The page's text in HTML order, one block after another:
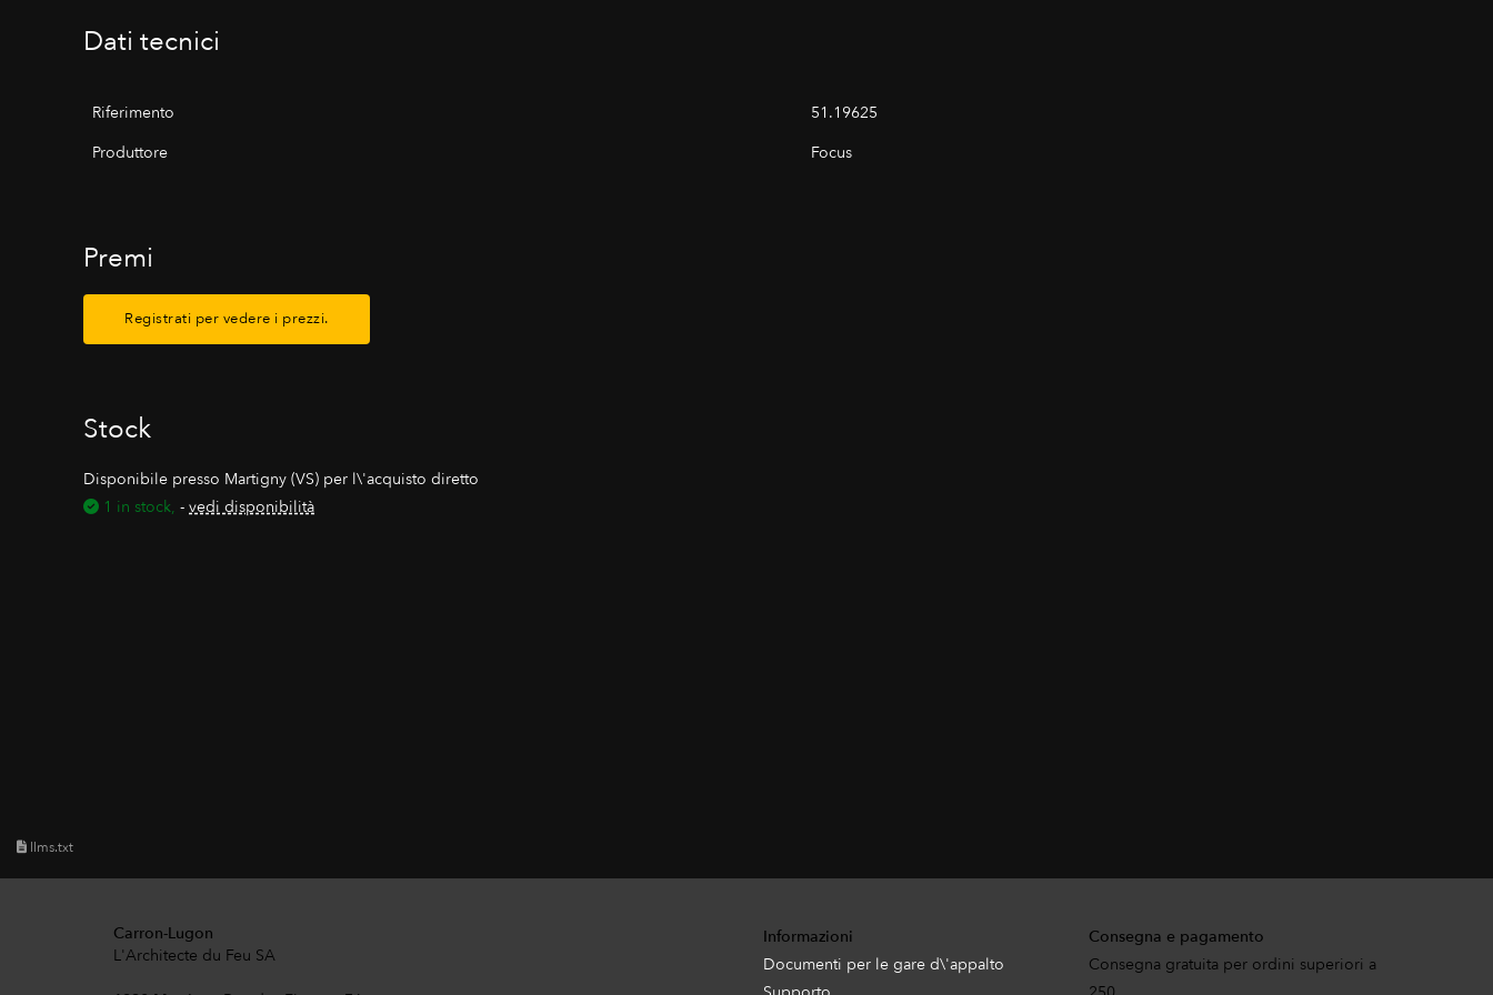
Dati tecnici
Riferimento
51.19625
Produttore
Focus
Premi
Registrati per vedere i prezzi.
Stock
Disponibile presso Martigny (VS) per l\'acquisto diretto
1 in stock, - vedi disponibilità
llms.txt
Carron-Lugon
L'Architecte du Feu SA
Informazioni
Documenti per le gare d\'appalto
Consegna e pagamento
Consegna gratuita per ordini superiori a